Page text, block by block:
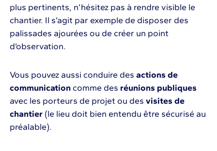
plus pertinents, n’hésitez pas à rendre visible le
chantier. Il s’agit par exemple de disposer des
palissades ajourées ou de créer un point
d’observation.
Vous pouvez aussi conduire des actions de
communication comme des réunions publiques
avec les porteurs de projet ou des visites de
chantier (le lieu doit bien entendu être sécurisé au
préalable).